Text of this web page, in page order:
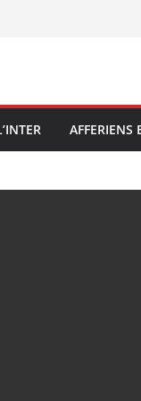
AFFERIENS